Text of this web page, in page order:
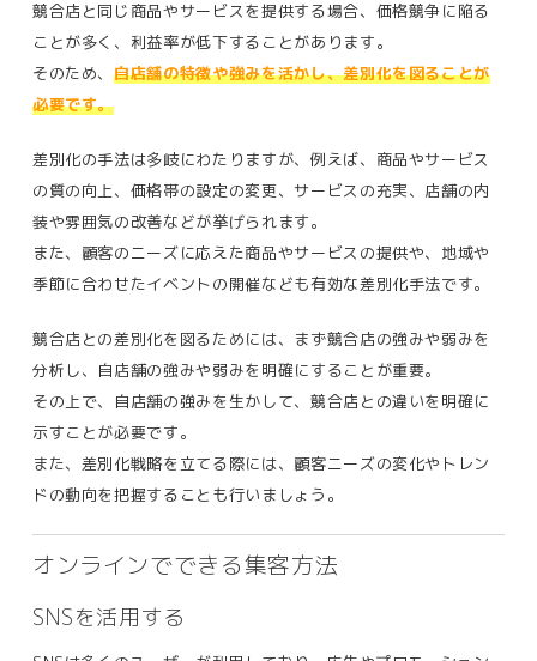
競合店と同じ商品やサービスを提供する場合、価格競争に陥る
ことが多く、利益率が低下することがあります。
そのため、自店舗の特徴や強みを活かし、差別化を図ることが
必要です。
差別化の手法は多岐にわたりますが、例えば、商品やサービス
の質の向上、価格帯の設定の変更、サービスの充実、店舗の内
装や雰囲気の改善などが挙げられます。
また、顧客のニーズに応えた商品やサービスの提供や、地域や
季節に合わせたイベントの開催なども有効な差別化手法です。
競合店との差別化を図るためには、まず競合店の強みや弱みを
分析し、自店舗の強みや弱みを明確にすることが重要。
その上で、自店舗の強みを生かして、競合店との違いを明確に
示すことが必要です。
また、差別化戦略を立てる際には、顧客ニーズの変化やトレン
ドの動向を把握することも行いましょう。
オンラインでできる集客方法
SNSを活用する